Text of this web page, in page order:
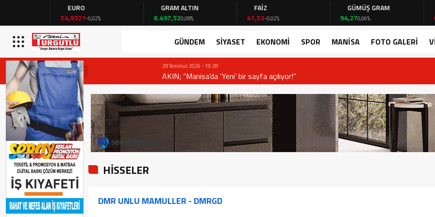
EURO
54,9321-0,02%
GRAM ALTIN
6.497,520,08%
FAİZ
41,53
-0,02%
GÜMÜŞ GRAM
94,27
0,06%
GÜNDEM SİYASET EKONOMİ SPOR MANİSA FOTO GALERİ
AKIN; “Manisa’da ‘Yeni’ bir sayfa açılıyor!”
HİSSELER
DMR UNLU MAMULLER - DMRGD